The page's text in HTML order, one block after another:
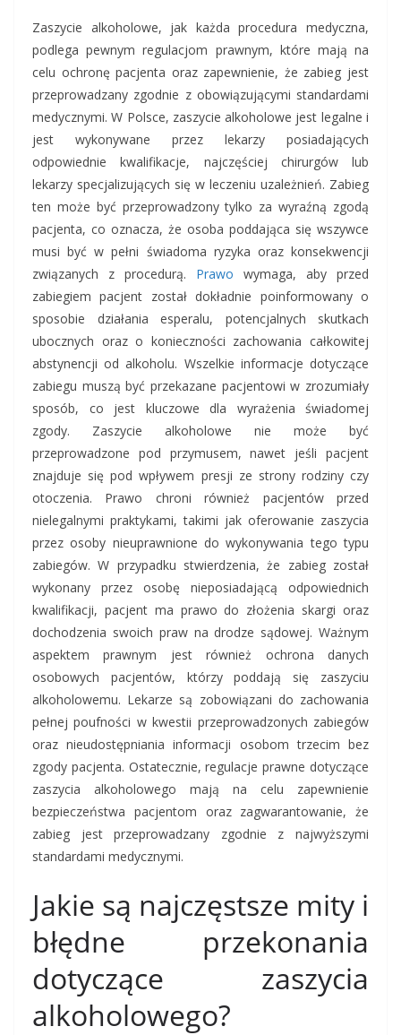
Zaszycie alkoholowe, jak każda procedura medyczna,
podlega pewnym regulacjom prawnym, które mają na
celu ochronę pacjenta oraz zapewnienie, że zabieg jest
przeprowadzany zgodnie z obowiązującymi standardami
medycznymi. W Polsce, zaszycie alkoholowe jest legalne i
jest wykonywane przez lekarzy posiadających
odpowiednie kwalifikacje, najczęściej chirurgów lub
lekarzy specjalizujących się w leczeniu uzależnień. Zabieg
ten może być przeprowadzony tylko za wyraźną zgodą
pacjenta, co oznacza, że osoba poddająca się wszywce
musi być w pełni świadoma ryzyka oraz konsekwencji
związanych z procedurą. Prawo wymaga, aby przed
zabiegiem pacjent został dokładnie poinformowany o
sposobie działania esperalu, potencjalnych skutkach
ubocznych oraz o konieczności zachowania całkowitej
abstynencji od alkoholu. Wszelkie informacje dotyczące
zabiegu muszą być przekazane pacjentowi w zrozumiały
sposób, co jest kluczowe dla wyrażenia świadomej
zgody. Zaszycie alkoholowe nie może być
przeprowadzone pod przymusem, nawet jeśli pacjent
znajduje się pod wpływem presji ze strony rodziny czy
otoczenia. Prawo chroni również pacjentów przed
nielegalnymi praktykami, takimi jak oferowanie zaszycia
przez osoby nieuprawnione do wykonywania tego typu
zabiegów. W przypadku stwierdzenia, że zabieg został
wykonany przez osobę nieposiadającą odpowiednich
kwalifikacji, pacjent ma prawo do złożenia skargi oraz
dochodzenia swoich praw na drodze sądowej. Ważnym
aspektem prawnym jest również ochrona danych
osobowych pacjentów, którzy poddają się zaszyciu
alkoholowemu. Lekarze są zobowiązani do zachowania
pełnej poufności w kwestii przeprowadzonych zabiegów
oraz nieudostępniania informacji osobom trzecim bez
zgody pacjenta. Ostatecznie, regulacje prawne dotyczące
zaszycia alkoholowego mają na celu zapewnienie
bezpieczeństwa pacjentom oraz zagwarantowanie, że
zabieg jest przeprowadzany zgodnie z najwyższymi
standardami medycznymi.
Jakie są najczęstsze mity i
błędne przekonania
dotyczące zaszycia
alkoholowego?